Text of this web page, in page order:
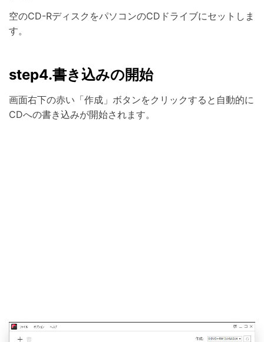
空のCD-RディスクをパソコンのCDドライブにセットしま
す。
step4.書き込みの開始
画面右下の赤い「作成」ボタンをクリックすると自動的に
CDへの書き込みが開始されます。